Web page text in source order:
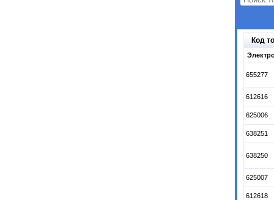
Код
655277
612616
625006
638251
638250
625007
612618